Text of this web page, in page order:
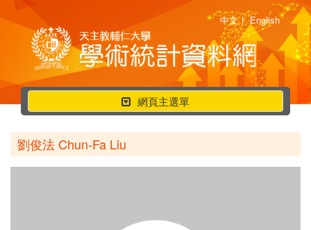
中文 | English
行
動
選
單
網頁主選單
劉俊法 Chun-Fa Liu